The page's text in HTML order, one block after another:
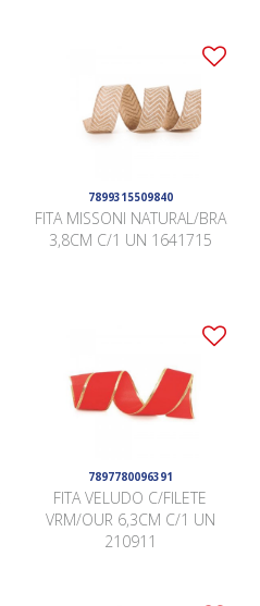
7899315509840
FITA MISSONI NATURAL/BRA
3,8CM C/1 UN 1641715
7897780096391
FITA VELUDO C/FILETE
VRM/OUR 6,3CM C/1 UN
210911